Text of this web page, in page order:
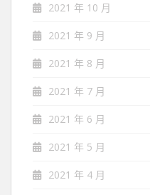
2021 年 10 月
2021 年 9 月
2021 年 8 月
2021 年 7 月
2021 年 6 月
2021 年 5 月
2021 年 4 月